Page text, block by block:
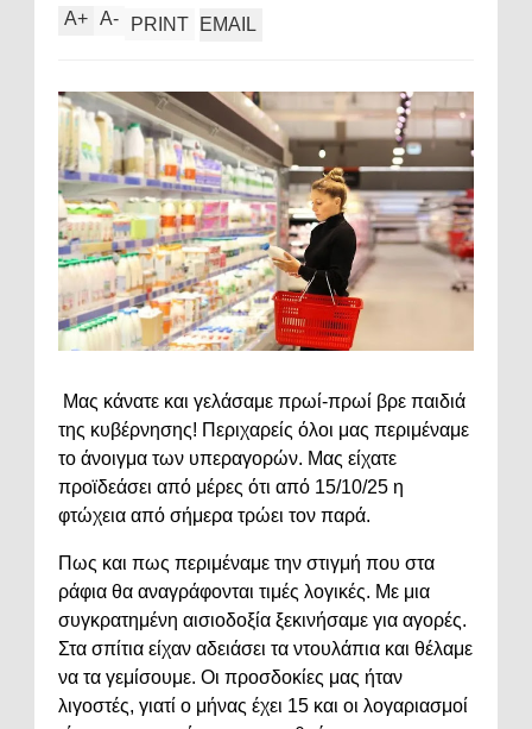
A+ A- PRINT EMAIL
Μας κάνατε και γελάσαμε πρωί-πρωί βρε παιδιά
της κυβέρνησης! Περιχαρείς όλοι μας περιμέναμε
το άνοιγμα των υπεραγορών. Μας είχατε
προϊδεάσει από μέρες ότι από 15/10/25 η
φτώχεια από σήμερα τρώει τον παρά.
Πως και πως περιμέναμε την στιγμή που στα
ράφια θα αναγράφονται τιμές λογικές. Με μια
συγκρατημένη αισιοδοξία ξεκινήσαμε για αγορές.
Στα σπίτια είχαν αδειάσει τα ντουλάπια και θέλαμε
να τα γεμίσουμε. Οι προσδοκίες μας ήταν
λιγοστές, γιατί ο μήνας έχει 15 και οι λογαριασμοί